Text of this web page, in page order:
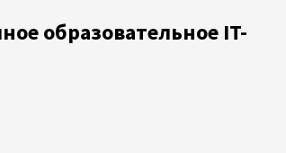
образовательное IT-